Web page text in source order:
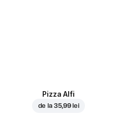
Pizza Alfi
de la 35,99 lei